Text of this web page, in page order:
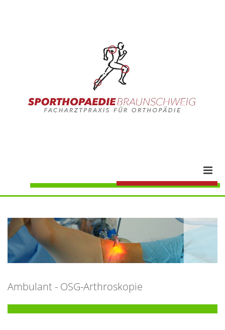
Ambulant - OSG-Arthroskopie